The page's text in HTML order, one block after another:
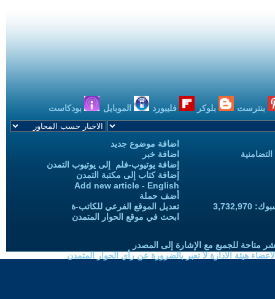
بنترست بلوكر فليبورد الموبايل بودكاست
اضافة موضوع جديد
اضافة خبر
إضافة يوتيوب-فلم إلى يوتيوب التمدن
إضافة كتاب إلى مكتبة التمدن
Add new article - English
أضف حملة
تعديل الموقع الفرعي للكاتب-ة
ابحث في موقع الحوار المتمدن
متاحة للجميع مع الإشارة إلى المصدر
هيئة الادارة لا تعبر بالضرورة عن رأي الحوار المتمدن